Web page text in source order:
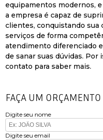
equipamentos modernos,
a empresa é capaz de
clientes, conquistando sua
serviços de forma
atendimento diferenciado
de sanar suas dúvidas. Por
contato para saber mais.
FAÇA UM ORÇAMENTO
Digite seu nome
Digite seu email